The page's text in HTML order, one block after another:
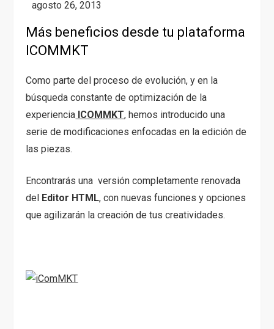
Más beneficios desde tu plataforma
ICOMMKT
Como parte del proceso de evolución, y en la
búsqueda constante de optimización de la
experiencia ICOMMKT, hemos introducido una
serie de modificaciones enfocadas en la edición de
las piezas.
Encontrarás una versión completamente renovada
del
Editor HTML, con nuevas funciones y opciones
que agilizarán la creación de tus creatividades.